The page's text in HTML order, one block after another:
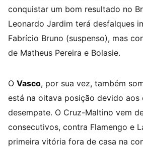
conquistar um bom resultado no
Leonardo Jardim terá desfalques
Fabrício Bruno (suspenso), mas
de Matheus Pereira e Bolasie.
O Vasco, por sua vez, também
está na oitava posição devido aos
desempate. O Cruz-Maltino vem
consecutivos, contra Flamengo e
primeira vitória fora de casa na